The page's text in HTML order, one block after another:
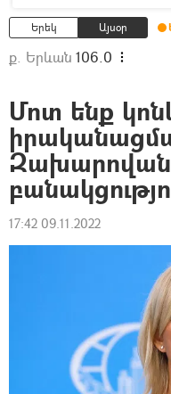
Երեկ Այսօր
ք. Երևան 106.0
Մոտ ենք
17:42 09.11.2022